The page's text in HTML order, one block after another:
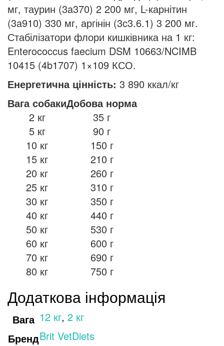
мг, таурин (3a370) 2 200 мг, L-карнітин
(3a910) 330 мг, аргінін (3c3.6.1) 3 200 мг.
Стабілізатори флори кишківника на 1 кг:
Enterococcus faecium DSM 10663/NCIMB
10415 (4b1707) 1×109 КСО.
Енергетична цінність: 3 890 ккал/кг
Вага собакиДобова норма
2 кг
35 г
5 кг
90 г
10 кг
150 г
15 кг
210 г
20 кг
260 г
25 кг
310 г
30 кг
350 г
40 кг
440 г
50 кг
530 г
60 кг
600 г
70 кг
690 г
80 кг
750 г
Додаткова інформація
Вага 12 кг, 2 кг
БрендBrit VetDiets